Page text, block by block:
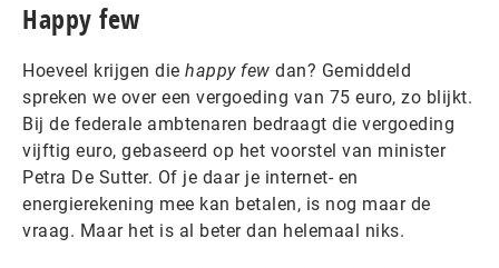
Happy few
Hoeveel krijgen die happy few dan? Gemiddeld
spreken we over een vergoeding van 75 euro, zo blijkt.
Bij de federale ambtenaren bedraagt die vergoeding
vijftig euro, gebaseerd op het voorstel van minister
Petra De Sutter. Of je daar je internet- en
energierekening mee kan betalen, is nog maar de
vraag. Maar het is al beter dan helemaal niks.